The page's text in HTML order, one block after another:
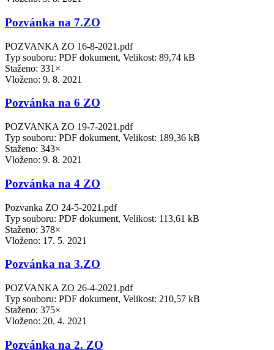
Pozvánka na 7.ZO
POZVANKA ZO 16-8-2021.pdf
Typ souboru: PDF dokument, Velikost: 89,74 kB
Staženo: 331×
Vloženo: 9. 8. 2021
Pozvánka na 6 ZO
POZVANKA ZO 19-7-2021.pdf
Typ souboru: PDF dokument, Velikost: 189,36 kB
Staženo: 343×
Vloženo: 9. 8. 2021
Pozvánka na 4 ZO
Pozvanka ZO 24-5-2021.pdf
Typ souboru: PDF dokument, Velikost: 113,61 kB
Staženo: 378×
Vloženo: 17. 5. 2021
Pozvánka na 3.ZO
POZVANKA ZO 26-4-2021.pdf
Typ souboru: PDF dokument, Velikost: 210,57 kB
Staženo: 375×
Vloženo: 20. 4. 2021
Pozvánka na 2. ZO